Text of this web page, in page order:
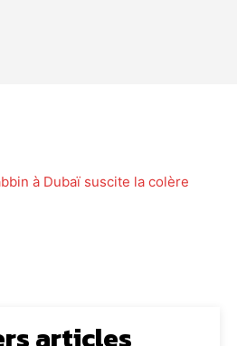
à Dubaï suscite la colère